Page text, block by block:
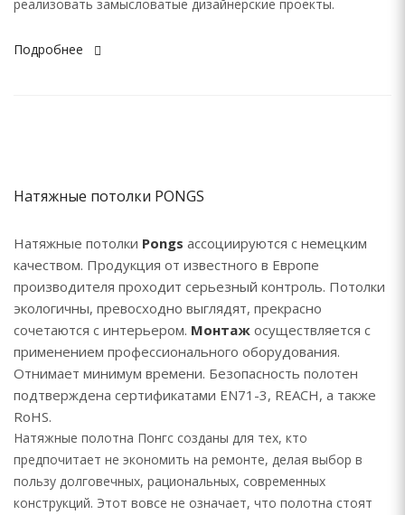
реализовать замысловатые дизайнерские проекты.
Подробнее
Натяжные потолки PONGS
Натяжные потолки Pongs ассоциируются с немецким
качеством. Продукция от известного в Европе
производителя проходит серьезный контроль. Потолки
экологичны, превосходно выглядят, прекрасно
сочетаются с интерьером. Монтаж осуществляется с
применением профессионального оборудования.
Отнимает минимум времени. Безопасность полотен
подтверждена сертификатами EN71-3, REACH, а также
RoHS.
Натяжные полотна Понгс созданы для тех, кто
предпочитает не экономить на ремонте, делая выбор в
пользу долговечных, рациональных, современных
конструкций. Этот вовсе не означает, что полотна стоят